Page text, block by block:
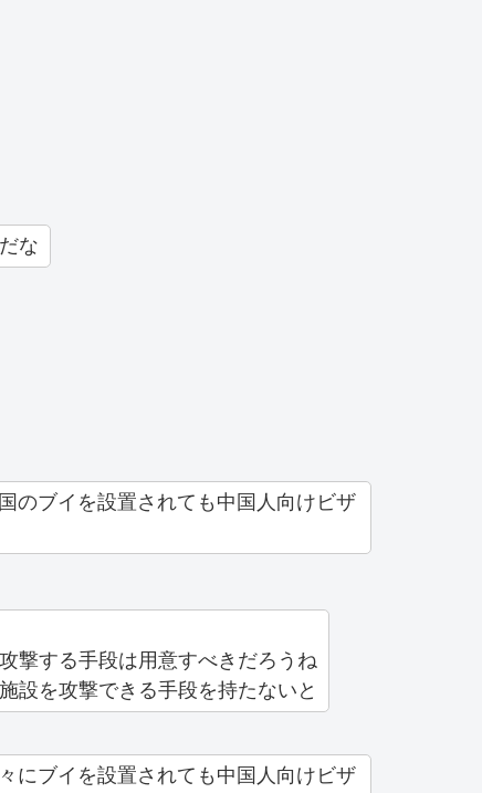
な
のブイを設置されても中国人向けビザ
撃する手段は用意すべきだろうね
設を攻撃できる手段を持たないと
にブイを設置されても中国人向けビザ